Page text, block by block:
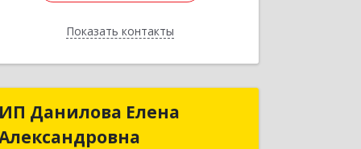
Показать контакты
Назад
ИП Данилова Елена
ИП Данилова Елена
Александровна